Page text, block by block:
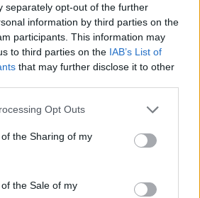
separately opt-out of the further
information by third parties on the
participants. This information may
to third parties on the IAB’s List of
that may further disclose it to other
app uses one or more Google
or usage behaviour. You may click to
to Google and its third-party tags to
specified purposes in below Google
Opt Outs
the Sharing of my
the Sale of my